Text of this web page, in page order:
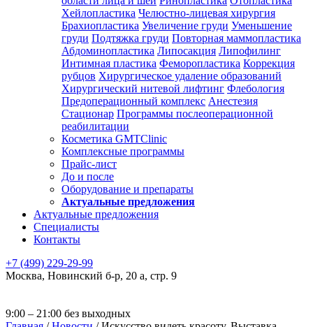
Хейлопластика Челюстно-лицевая хирургия
Брахиопластика Увеличение груди Уменьшение
груди Подтяжка груди Повторная маммопластика
Абдоминопластика Липосакция Липофилинг
Интимная пластика Феморопластика Коррекция
рубцов Хирургическое удаление образований
Хирургический нитевой лифтинг Флебология
Предоперационный комплекс Анестезия
Стационар Программы послеоперационной
реабилитации
Косметика GMTClinic
Комплексные программы
Прайс-лист
До и после
Оборудование и препараты
Актуальные предложения
Актуальные предложения
Специалисты
Контакты
+7 (499) 229-29-99
Москва, Новинский б-р, 20 а, стр. 9
9:00 – 21:00 без выходных